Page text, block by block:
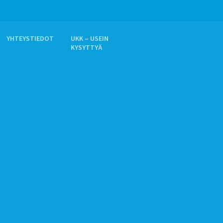
YHTEYSTIEDOT
UKK – USEIN
KYSYTTYÄ